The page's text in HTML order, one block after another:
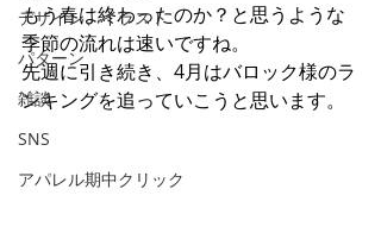
デザイン、イラスト
パターン
雑談
SNS
アパレル期中クリック
もう春は終わったのか？と思うような
季節の流れは速いですね。
先週に引き続き、4月はバロック様のラ
ンキングを追っていこうと思います。